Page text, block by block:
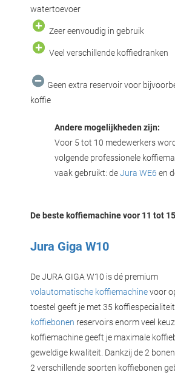
watertoevoer
Zeer eenvoudig in gebruik
Veel verschillende koffiedranken
Geen extra reservoir voor
koffie
Andere mogelijkheden zijn:
Voor 5 tot 10 medewerkers
volgende professionele
vaak gebruikt: deJura WE6 en
De beste koffiemachinevoor 11 tot
Jura Giga W10
De JURA GIGA W10 is dé premium
volautomatische koffiemachinevoor
toestel geeft je met 35
koffiebonen reservoirs enorm veel
koffiemachine geeft je maximale
geweldige kwaliteit. Dankzij de 2
2 verschillende soorten koffiebonen